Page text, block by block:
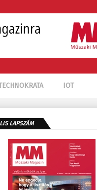
IOT
LAPSZÁM